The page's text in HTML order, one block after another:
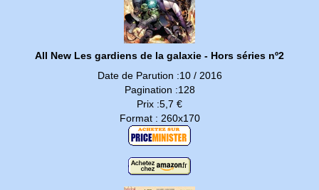
All New Les gardiens de la galaxie - Hors séries nº2
Date de Parution :10 / 2016
Pagination :128
Prix :5,7 €
Format : 260x170